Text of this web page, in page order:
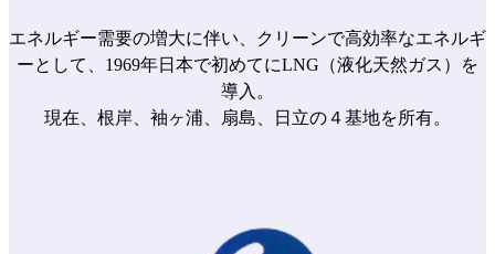
エネルギー需要の増大に伴い、クリーンで高効率なエネルギ
ーとして、1969年日本で初めてにLNG（液化天然ガス）を
導入。
現在、根岸、袖ヶ浦、扇島、日立の４基地を所有。